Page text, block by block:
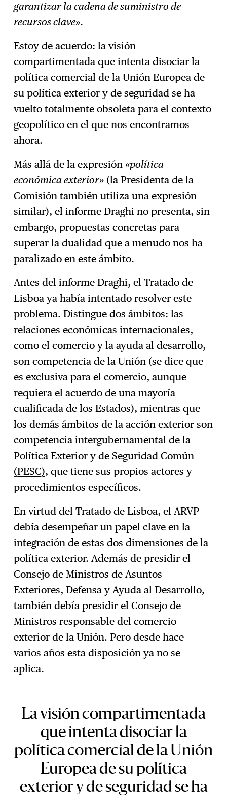
garantizar la cadena de suministro de
recursos clave».
Estoy de acuerdo: la visión
compartimentada que intenta disociar la
política comercial de la Unión Europea de
su política exterior y de seguridad se ha
vuelto totalmente obsoleta para el contexto
geopolítico en el que nos encontramos
ahora.
Más allá de la expresión «política
económica exterior» (la Presidenta de la
Comisión también utiliza una expresión
similar), el informe Draghi no presenta, sin
embargo, propuestas concretas para
superar la dualidad que a menudo nos ha
paralizado en este ámbito.
Antes del informe Draghi, el Tratado de
Lisboa ya había intentado resolver este
problema. Distingue dos ámbitos: las
relaciones económicas internacionales,
como el comercio y la ayuda al desarrollo,
son competencia de la Unión (se dice que
es exclusiva para el comercio, aunque
requiera el acuerdo de una mayoría
cualificada de los Estados), mientras que
los demás ámbitos de la acción exterior son
competencia intergubernamental de la
Política Exterior y de Seguridad Común
(PESC), que tiene sus propios actores y
procedimientos específicos.
En virtud del Tratado de Lisboa, el ARVP
debía desempeñar un papel clave en la
integración de estas dos dimensiones de la
política exterior. Además de presidir el
Consejo de Ministros de Asuntos
Exteriores, Defensa y Ayuda al Desarrollo,
también debía presidir el Consejo de
Ministros responsable del comercio
exterior de la Unión. Pero desde hace
varios años esta disposición ya no se
aplica.
La visión compartimentada
que intenta disociar la
política comercial de la Unión
Europea de su política
exterior y de seguridad se ha